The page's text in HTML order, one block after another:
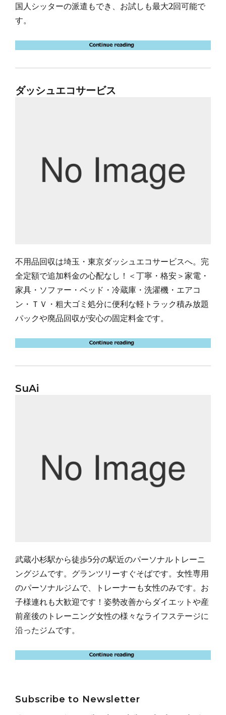
国人シッターの派遣もでき、お試しも最大2回可能で
す。
ダッシュエコサービス
不用品回収は埼玉・東京ダッシュエコサービスへ。完
全定額で追加料金の心配なし！＜丁寧・格安＞家電・
家具・ソファー・ベッド・冷蔵庫・洗濯機・エアコ
ン・ＴＶ・粗大ゴミ処分に便利な軽トラック積み放題
パックや廃品回収が安心の固定料金です。
SuAi
武蔵小杉駅から徒歩5分の駅近のパーソナルトレーニ
ングジムです。グランツリーすぐそばです。女性専用
のパーソナルジムで、トレーナーも女性のみです。お
子様連れも大歓迎です！姿勢改善からダイエットや産
前産後のトレーニング女性の様々なライフステージに
沿ったジムです。
Subscribe to Newsletter